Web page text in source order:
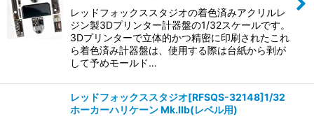
レッドフォックススタジオの着色済みアクリルレ
ジン製3Dプリンター計器盤の1/32スケールです。
3Dプリンターで立体的かつ精密に印刷されたこれ
ら着色済み計器盤は、使用する際は台紙から剥が
して予めモールド…
レッドフォックススタジオ[RFSQS-32148]1/32
ホーカーハリケーン Mk.IIb(レベル用)